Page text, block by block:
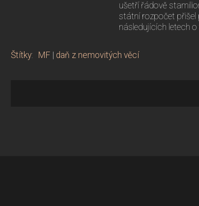
ušetří řádově
státní rozpočet přišel
následujících letech
Štítky: MF daň z nemovitých věcí